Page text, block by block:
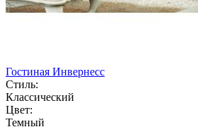
Гостиная Инвернесс
Стиль:
Классический
Цвет:
Темный